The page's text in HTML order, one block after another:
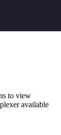
to view
available